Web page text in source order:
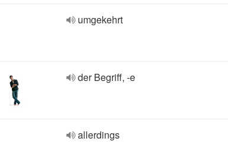
umgekehrt
der Begriff, -e
allerdings